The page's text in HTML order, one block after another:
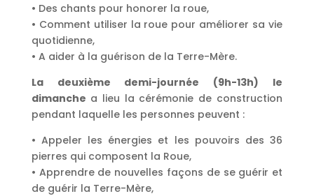
• Des chants pour honorer la roue,
• Comment utiliser la roue pour améliorer sa vie
quotidienne,
• A aider à la guérison de la Terre-Mère.
La deuxième demi-journée (9h-13h) le
dimanche a lieu la cérémonie de construction
pendant laquelle les personnes peuvent :
• Appeler les énergies et les pouvoirs des 36
pierres qui composent la Roue,
• Apprendre de nouvelles façons de se guérir et
de guérir la Terre-Mère,